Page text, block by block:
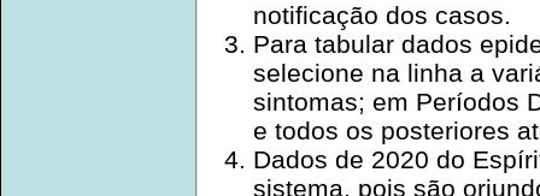
notificação dos casos.
Para tabular dados
selecione na linha a
sintomas; em Períodos
e todos os posteriores
Dados de 2020 do
sistema, pois são